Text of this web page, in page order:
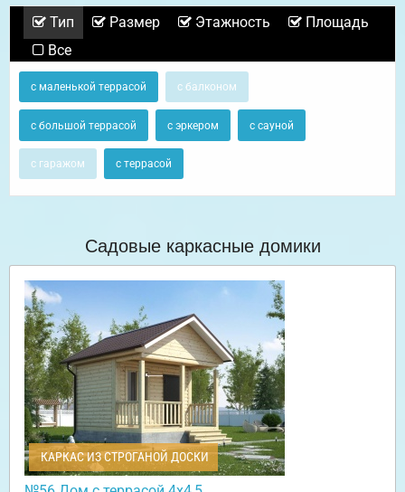
Тип Размер Этажность
Площадь
Все
с маленькой террасой с балконом
с большой террасой с эркером с сауной
с гаражом с террасой
Садовые каркасные домики
КАРКАС ИЗ СТРОГАНОЙ ДОСКИ